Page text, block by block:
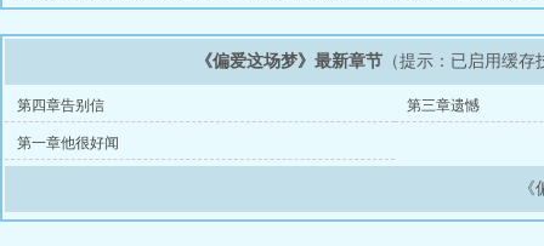
《偏爱这场梦》最新章节 （提示：已启用缓
第四章告别信 第三章遗憾
第一章他很好闻